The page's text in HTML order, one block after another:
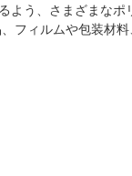
う、さまざまな
フィルムや包装材